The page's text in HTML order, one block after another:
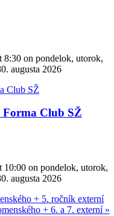
8:30 on pondelok, utorok,
augusta 2026
Forma Club SŽ
10:00 on pondelok, utorok,
augusta 2026
+ 5. ročník externí
+ 6. a 7. externí »